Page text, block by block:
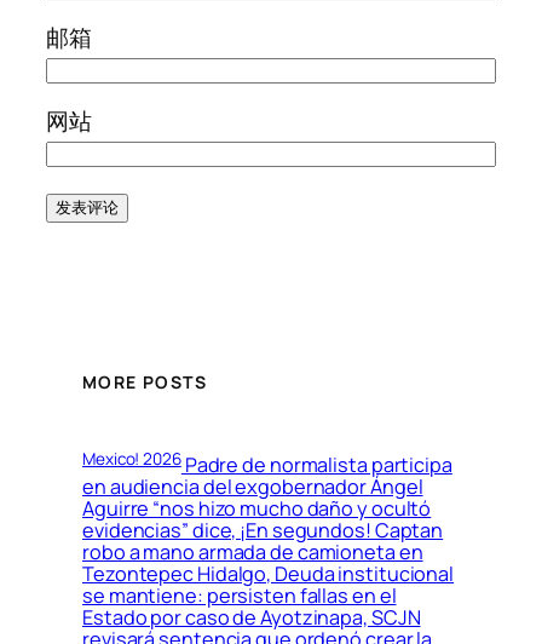
邮箱
网站
MORE POSTS
Mexico! 2026Padre de normalista participa
en audiencia del exgobernador Ángel
Aguirre “nos hizo mucho daño y ocultó
evidencias” dice, ¡En segundos! Captan
robo a mano armada de camioneta en
Tezontepec Hidalgo, Deuda institucional
se mantiene: persisten fallas en el
Estado por caso de Ayotzinapa, SCJN
revisará sentencia que ordenó crear la